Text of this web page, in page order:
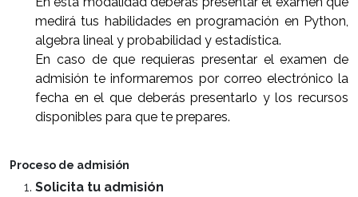
medirá tus habilidades en programación en Python,
algebra lineal y probabilidad y estadística.
En caso de que requieras presentar el examen de
admisión te informaremos por correo electrónico la
fecha en el que deberás presentarlo y los recursos
disponibles para que te prepares.
Proceso de admisión
Solicita tu admisión